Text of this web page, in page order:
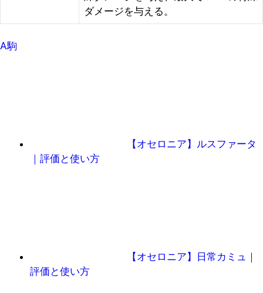
ダメージを与える。
A駒
【オセロニア】ルスファータ
｜評価と使い方
【オセロニア】日常カミュ｜
評価と使い方